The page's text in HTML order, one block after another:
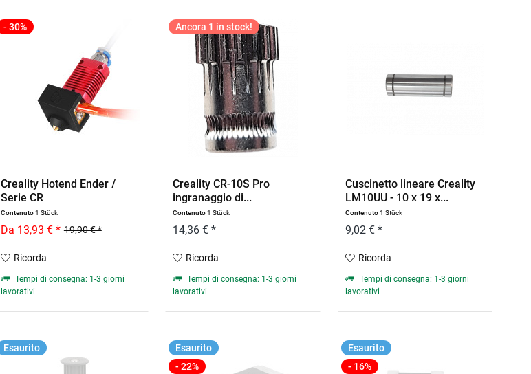
- 30%
Creality Hotend Ender /
Serie CR
Contenuto1 Stück
19,90 € *
Da 13,93 € *
Ricorda
Tempi di consegna: 1-3 giorni
lavorativi
Ancora 1 in stock!
Creality CR-10S Pro
ingranaggio di...
Contenuto1 Stück
14,36 € *
Ricorda
Tempi di consegna: 1-3 giorni
lavorativi
Cuscinetto lineare Creality
LM10UU - 10 x 19 x...
Contenuto1 Stück
9,02 € *
Ricorda
Tempi di consegna: 1-3 giorni
lavorativi
Esaurito
Esaurito
- 22%
Esaurito
- 16%